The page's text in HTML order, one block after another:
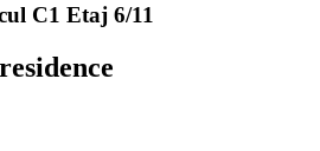
C1 Etaj 6/11